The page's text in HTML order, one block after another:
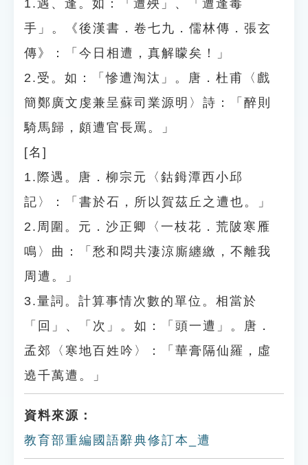
1.遇、逢。如：「遭殃」、「遭逢毒
手」。《後漢書．卷七九．儒林傳．張玄
傳》：「今日相遭，真解矇矣！」
2.受。如：「慘遭淘汰」。唐．杜甫〈戲
簡鄭廣文虔兼呈蘇司業源明〉詩：「醉則
騎馬歸，頗遭官長罵。」
[名]
1.際遇。唐．柳宗元〈鈷鉧潭西小邱
記〉：「書於石，所以賀茲丘之遭也。」
2.周圍。元．沙正卿〈一枝花．荒陂寒雁
鳴〉曲：「愁和悶共淒涼廝纏繳，不離我
周遭。」
3.量詞。計算事情次數的單位。相當於
「回」、「次」。如：「頭一遭」。唐．
孟郊〈寒地百姓吟〉：「華膏隔仙羅，虛
遶千萬遭。」
資料來源：
教育部重編國語辭典修訂本_遭